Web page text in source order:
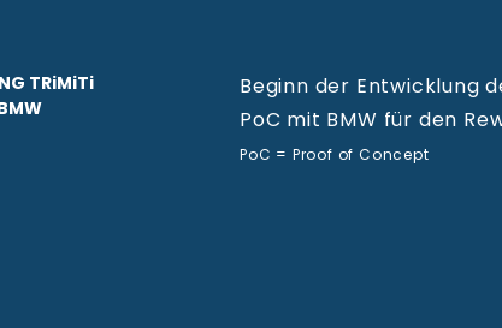
TRiMiTi
Beginn der Entwicklung
PoC mit BMW für den
PoC = Proof of Concept